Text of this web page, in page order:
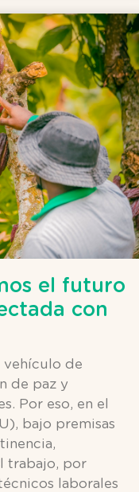
el futuro
con
vehículo de
de paz y
Por eso, en el
bajo premisas
trabajo, por
laborales